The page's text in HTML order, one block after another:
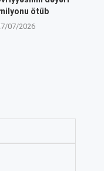
ötüb
07/2026